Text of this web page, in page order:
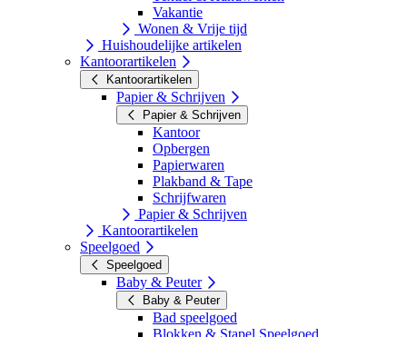
Vakantie
Wonen & Vrije tijd
Huishoudelijke artikelen
Kantoorartikelen
Kantoorartikelen
Papier & Schrijven
Papier & Schrijven
Kantoor
Opbergen
Papierwaren
Plakband & Tape
Schrijfwaren
Papier & Schrijven
Kantoorartikelen
Speelgoed
Speelgoed
Baby & Peuter
Baby & Peuter
Bad speelgoed
Blokken & Stapel Speelgoed